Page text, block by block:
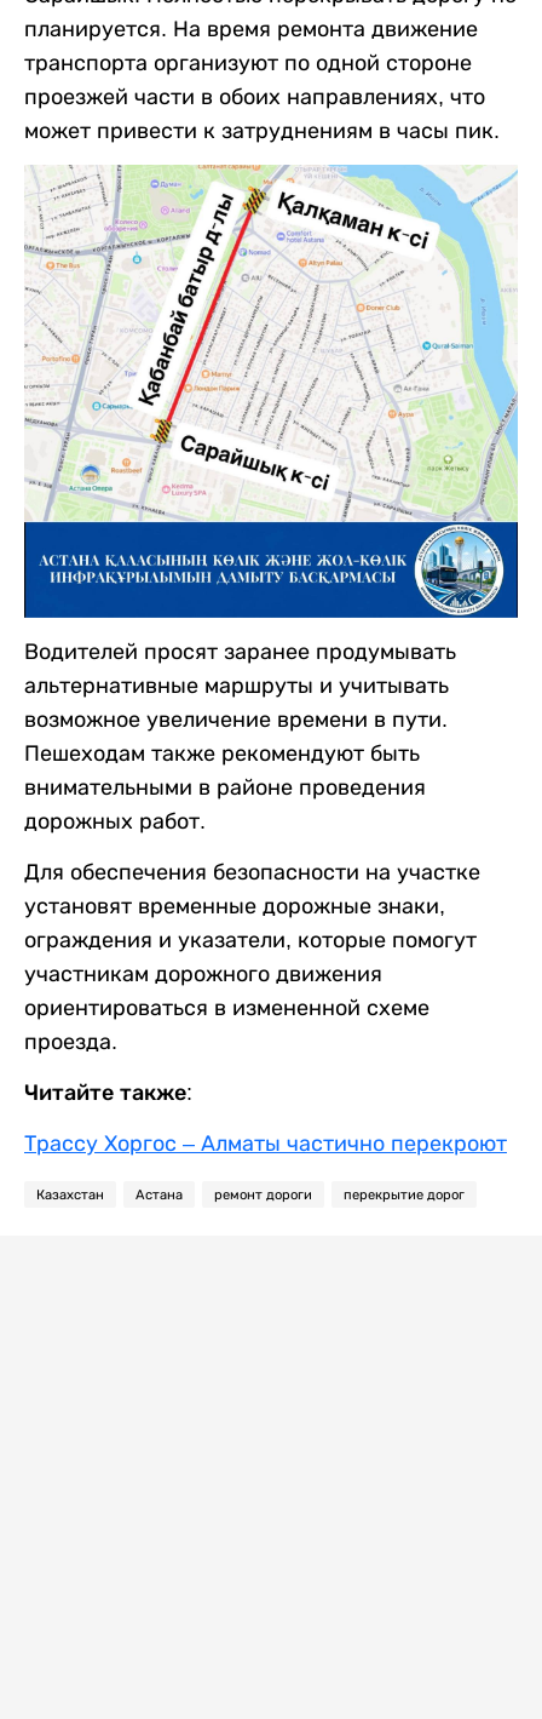
планируется. На время ремонта движение
транспорта организуют по одной стороне
проезжей части в обоих направлениях, что
может привести к затруднениям в часы пик.
Водителей просят заранее продумывать
альтернативные маршруты и учитывать
возможное увеличение времени в пути.
Пешеходам также рекомендуют быть
внимательными в районе проведения
дорожных работ.
Для обеспечения безопасности на участке
установят временные дорожные знаки,
ограждения и указатели, которые помогут
участникам дорожного движения
ориентироваться в измененной схеме
проезда.
Читайте также:
Трассу Хоргос – Алматы частично перекроют
Казахстан Астана ремонт дороги перекрытие дорог